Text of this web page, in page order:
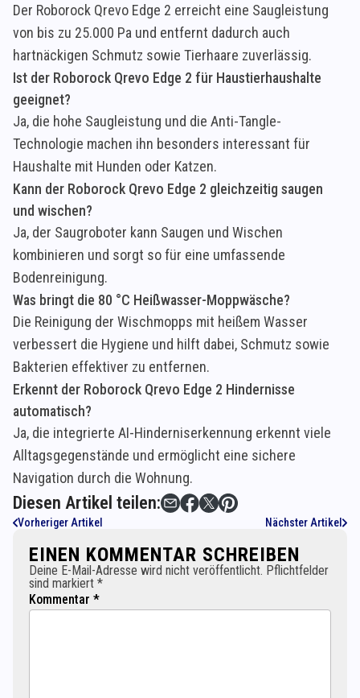
Der Roborock Qrevo Edge 2 erreicht eine Saugleistung
von bis zu 25.000 Pa und entfernt dadurch auch
hartnäckigen Schmutz sowie Tierhaare zuverlässig.
Ist der Roborock Qrevo Edge 2 für Haustierhaushalte
geeignet?
Ja, die hohe Saugleistung und die Anti-Tangle-
Technologie machen ihn besonders interessant für
Haushalte mit Hunden oder Katzen.
Kann der Roborock Qrevo Edge 2 gleichzeitig saugen
und wischen?
Ja, der Saugroboter kann Saugen und Wischen
kombinieren und sorgt so für eine umfassende
Bodenreinigung.
Was bringt die 80 °C Heißwasser-Moppwäsche?
Die Reinigung der Wischmopps mit heißem Wasser
verbessert die Hygiene und hilft dabei, Schmutz sowie
Bakterien effektiver zu entfernen.
Erkennt der Roborock Qrevo Edge 2 Hindernisse
automatisch?
Ja, die integrierte AI-Hinderniserkennung erkennt viele
Alltagsgegenstände und ermöglicht eine sichere
Navigation durch die Wohnung.
Diesen Artikel teilen:
Vorheriger Artikel Nächster Artikel
EINEN KOMMENTAR SCHREIBEN
Deine E-Mail-Adresse wird nicht veröffentlicht. Pflichtfelder
sind markiert *
Kommentar *